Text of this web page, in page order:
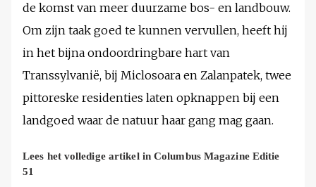
de komst van meer duurzame bos- en landbouw.
Om zijn taak goed te kunnen vervullen, heeft hij
in het bijna ondoordringbare hart van
Transsylvanië, bij Miclosoara en Zalanpatek, twee
pittoreske residenties laten opknappen bij een
landgoed waar de natuur haar gang mag gaan.
Lees het volledige artikel in Columbus Magazine Editie
51